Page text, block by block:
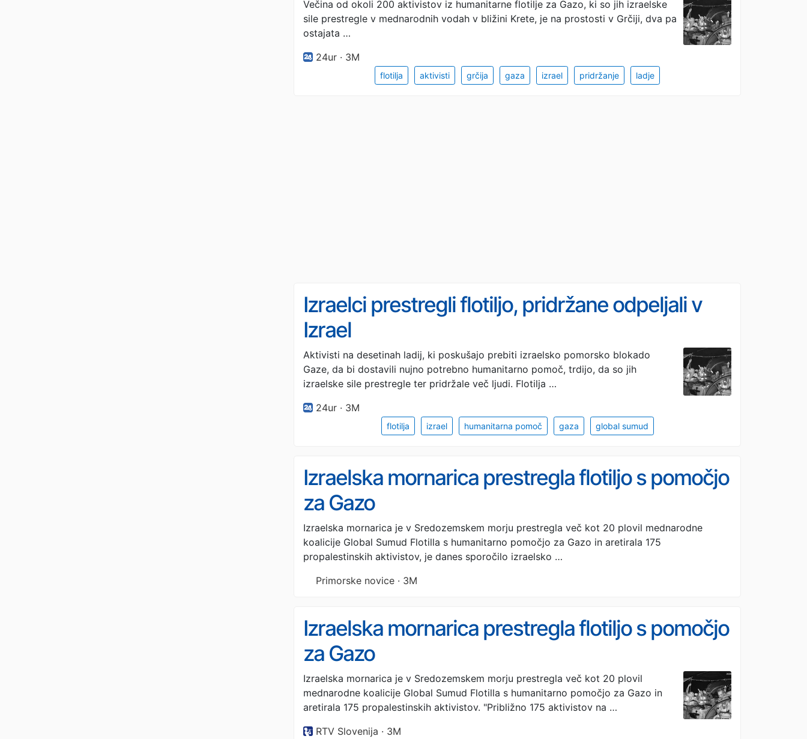
Večina od okoli 200 aktivistov iz humanitarne flotilje za Gazo, ki so jih izraelske
sile prestregle v mednarodnih vodah v bližini Krete, je na prostosti v Grčiji, dva pa
ostajata …
24ur · 3M
flotilja aktivisti grčija gaza izrael pridržanje ladje
Izraelci prestregli flotiljo, pridržane odpeljali v
Izrael
Aktivisti na desetinah ladij, ki poskušajo prebiti izraelsko pomorsko blokado
Gaze, da bi dostavili nujno potrebno humanitarno pomoč, trdijo, da so jih
izraelske sile prestregle ter pridržale več ljudi. Flotilja …
24ur · 3M
flotilja izrael humanitarna pomoč gaza global sumud
Izraelska mornarica prestregla flotiljo s pomočjo
za Gazo
Izraelska mornarica je v Sredozemskem morju prestregla več kot 20 plovil mednarodne
koalicije Global Sumud Flotilla s humanitarno pomočjo za Gazo in aretirala 175
propalestinskih aktivistov, je danes sporočilo izraelsko …
Primorske novice · 3M
Izraelska mornarica prestregla flotiljo s pomočjo
za Gazo
Izraelska mornarica je v Sredozemskem morju prestregla več kot 20 plovil
mednarodne koalicije Global Sumud Flotilla s humanitarno pomočjo za Gazo in
aretirala 175 propalestinskih aktivistov. "Približno 175 aktivistov na …
RTV Slovenija · 3M